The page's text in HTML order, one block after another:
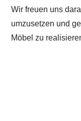
Wir freuen uns
umzusetzen und
Möbel zu